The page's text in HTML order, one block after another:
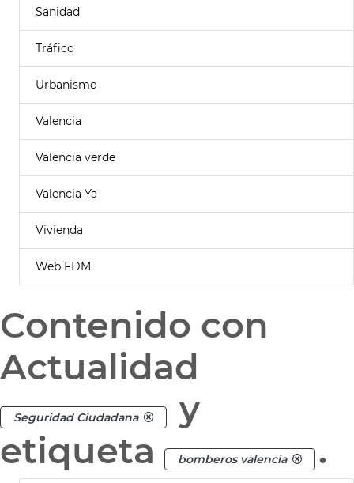
Sanidad
Tráfico
Urbanismo
Valencia
Valencia verde
Valencia Ya
Vivienda
Web FDM
Contenido con
Actualidad
Seguridad Ciudadana
y
etiqueta
bomberos valencia .